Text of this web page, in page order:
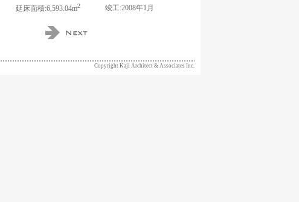
延床面積:6,593.04m2 竣工:2008年1月
Copyright Kaji Architect & Associates Inc.